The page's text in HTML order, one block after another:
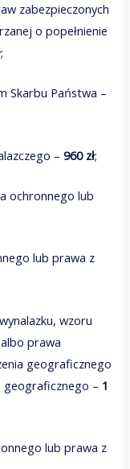
zabezpieczonych
o popełnienie
;
Skarbu Państwa –
–960 zł;
ochronnego lub
lub prawa z
wzoru
prawa
geograficznego
geograficznego – 1
lub prawa z